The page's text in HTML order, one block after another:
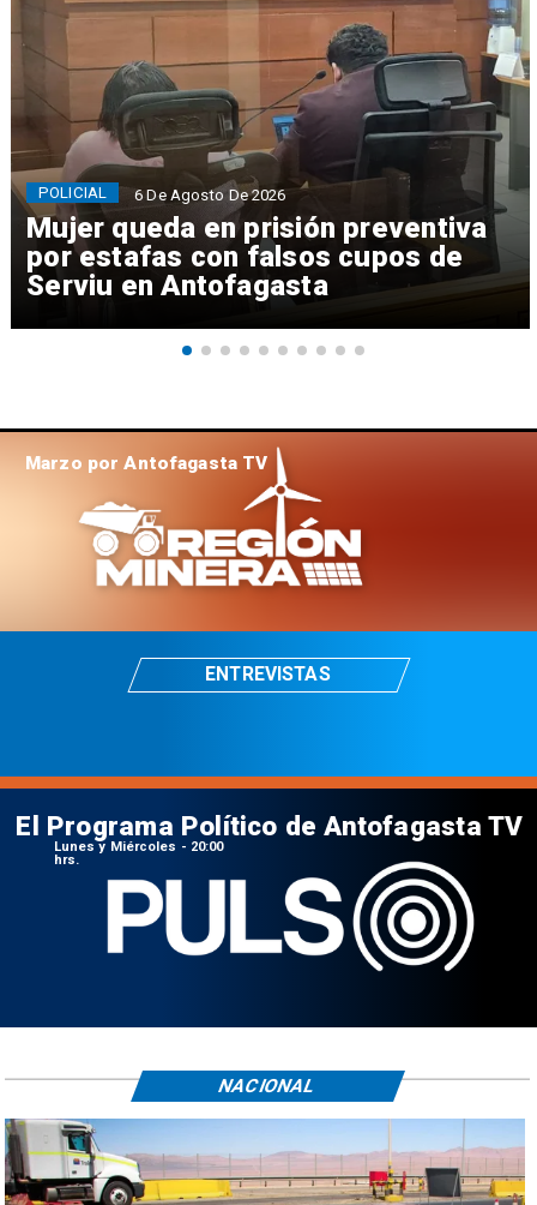
Mujer queda en prisión preventiva
por estafas con falsos cupos de
Serviu en Antofagasta
POLICIAL 6 De Agosto De 2026
Marzo por Antofagasta TV
ENTREVISTAS
El Programa Político de Antofagasta TV
Lunes y Miércoles - 20:00
hrs.
NACIONAL